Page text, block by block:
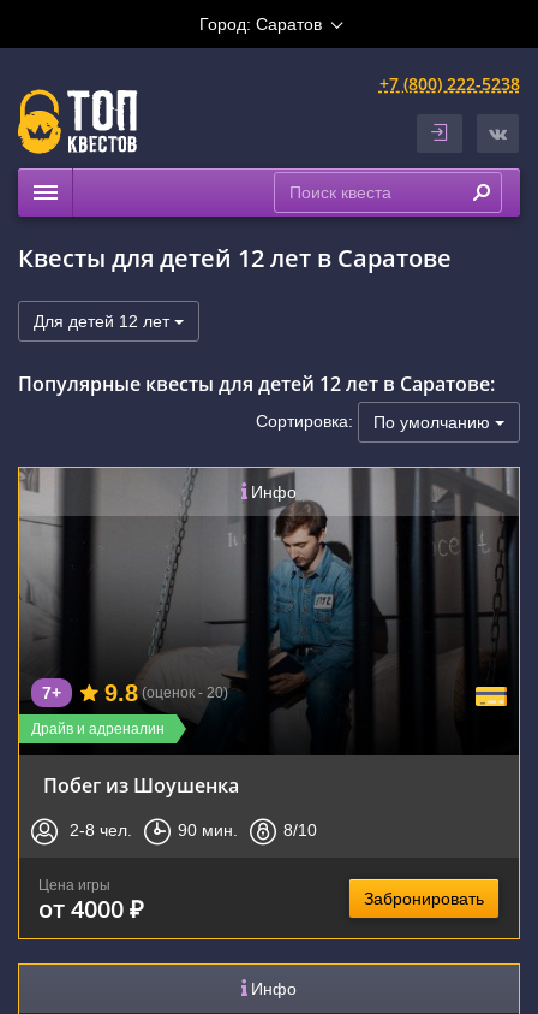
Город: Саратов
+7 (800) 222-5238
Выездные
Расписание
Рейтинги
На карте
Квесты для детей 12 лет в Саратове
Для детей 12 лет
Популярные квесты для детей 12 лет в Саратове:
Сортировка: По умолчанию
Инфо
Драйв и адреналин
7+ 9.8 (оценок - 20)
Побег из Шоушенка
2-8 чел. 90 мин. 8/10
Цена игры
от 4000 ₽ Забронировать
Инфо